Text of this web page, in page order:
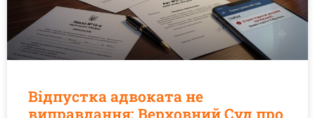
Відпустка адвоката не
виправдання: Верховний Суд про